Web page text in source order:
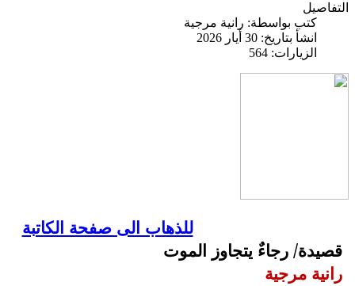
التفاصيل
كتب بواسطة: رانية مرجية
انشأ بتاريخ: 30 أيار 2026
الزيارات: 564
للذهاب الى صفحة الكاتبة
قصيدة/ رجاءٌ يتجاوز الموت
رانية مرجية